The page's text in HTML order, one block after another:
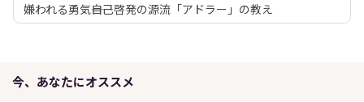
嫌われる勇気――自己啓発の源流「アドラー」の教え
今、あなたにオススメ